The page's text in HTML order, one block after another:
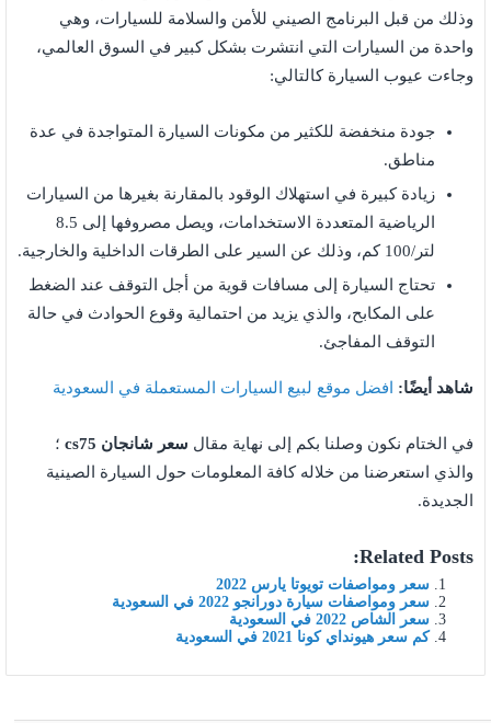
وذلك من قبل البرنامج الصيني للأمن والسلامة للسيارات، وهي
واحدة من السيارات التي انتشرت بشكل كبير في السوق العالمي،
وجاءت عيوب السيارة كالتالي:
جودة منخفضة للكثير من مكونات السيارة المتواجدة في عدة
مناطق.
زيادة كبيرة في استهلاك الوقود بالمقارنة بغيرها من السيارات
الرياضية المتعددة الاستخدامات، ويصل مصروفها إلى 8.5
لتر/100 كم، وذلك عن السير على الطرقات الداخلية والخارجية.
تحتاج السيارة إلى مسافات قوية من أجل التوقف عند الضغط
على المكابح، والذي يزيد من احتمالية وقوع الحوادث في حالة
التوقف المفاجئ.
شاهد أيضًا: افضل موقع لبيع السيارات المستعملة في السعودية
في الختام نكون وصلنا بكم إلى نهاية مقال سعر شانجان cs75
؛
والذي استعرضنا من خلاله كافة المعلومات حول السيارة الصينية
الجديدة.
Related Posts:
سعر ومواصفات تويوتا يارس 2022
سعر ومواصفات سيارة دورانجو 2022 في السعودية
سعر الشاص 2022 في السعودية
كم سعر هيونداي كونا 2021 في السعودية